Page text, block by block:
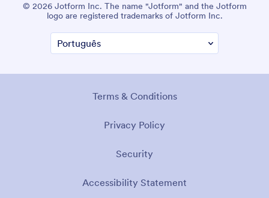
© 2026 Jotform Inc. The name "Jotform" and the Jotform
logo are registered trademarks of Jotform Inc.
Terms & Conditions
Privacy Policy
Security
Accessibility Statement